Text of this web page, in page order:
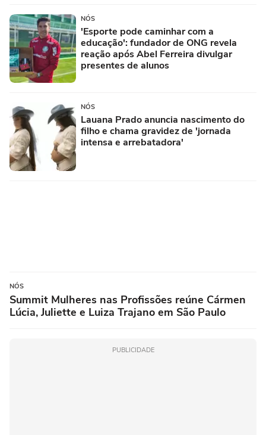
NÓS
'Esporte pode caminhar com a
educação': fundador de ONG revela
reação após Abel Ferreira divulgar
presentes de alunos
NÓS
Lauana Prado anuncia nascimento do
filho e chama gravidez de 'jornada
intensa e arrebatadora'
NÓS
Summit Mulheres nas Profissões reúne Cármen
Lúcia, Juliette e Luiza Trajano em São Paulo
PUBLICIDADE